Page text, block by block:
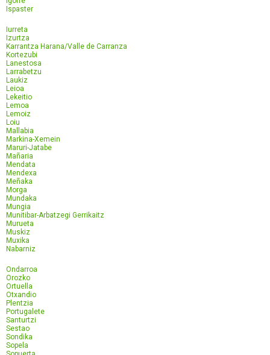
Ispaster
Iurreta
Izurtza
Karrantza Harana/Valle de Carranza
Kortezubi
Lanestosa
Larrabetzu
Laukiz
Leioa
Lekeitio
Lemoa
Lemoiz
Loiu
Mallabia
Markina-Xemein
Maruri-Jatabe
Mañaria
Mendata
Mendexa
Meñaka
Morga
Mundaka
Mungia
Munitibar-Arbatzegi Gerrikaitz
Murueta
Muskiz
Muxika
Nabarniz
Ondarroa
Orozko
Ortuella
Otxandio
Plentzia
Portugalete
Santurtzi
Sestao
Sondika
Sopela